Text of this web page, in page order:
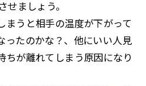
せましょう。
まうと相手の温度が下がって
ったのかな？、他にいい人見
が離れてしまう原因になり